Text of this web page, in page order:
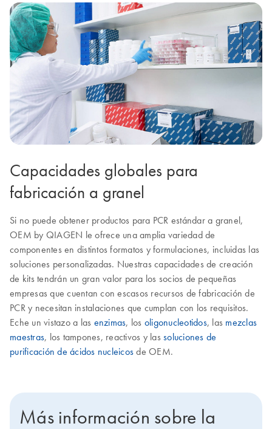
Capacidades globales para
fabricación a granel
Si no puede obtener productos para PCR estándar a granel,
OEM by QIAGEN le ofrece una amplia variedad de
componentes en distintos formatos y formulaciones, incluidas las
soluciones personalizadas. Nuestras capacidades de creación
de kits tendrán un gran valor para los socios de pequeñas
empresas que cuentan con escasos recursos de fabricación de
PCR y necesitan instalaciones que cumplan con los requisitos.
Eche un vistazo a las enzimas, los oligonucleotidos, las mezclas
maestras, los tampones, reactivos y las soluciones de
purificación de ácidos nucleicos de OEM.
Más información sobre la